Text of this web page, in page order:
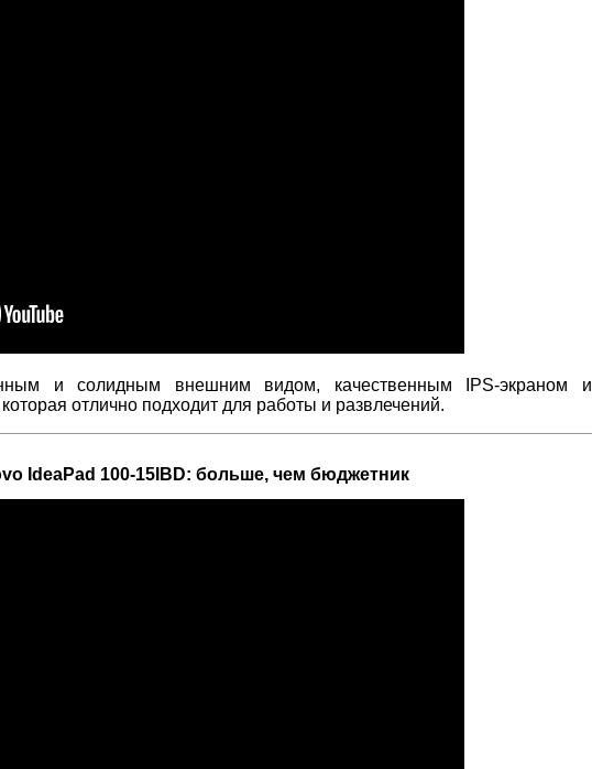
и солидным внешним видом, качественным IPS-экраном и
отлично подходит для работы и развлечений.
IdeaPad 100-15IBD: больше, чем бюджетник